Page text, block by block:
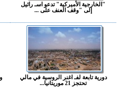
"الخارجية الأميركية" تدعو اسـ رائيل
إلى "وقف العنف على ...
دورية تابعة لفـ اغنر الروسية في مالي
تحتجز 21 موريتانيا...